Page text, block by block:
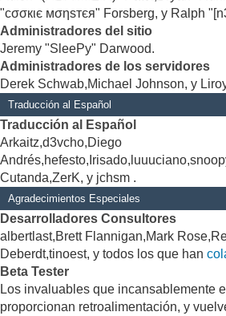
"cσσкιє мσηѕтєя" Forsberg, y Ralph
Administradores del sitio
Jeremy "SleePy" Darwood.
Administradores de los servidores
Derek Schwab,Michael Johnson, y
Traducción al Español
Traducción al Español
Arkaitz,d3vcho,Diego
Cutanda,ZerK, y jchsm .
Agradecimientos Especiales
Desarrolladores Consultores
albertlast,Brett Flannigan,Mark
Deberdt,tinoest, y todos los que han
Beta Tester
Los invaluables que incansablemente
proporcionan retroalimentación, y